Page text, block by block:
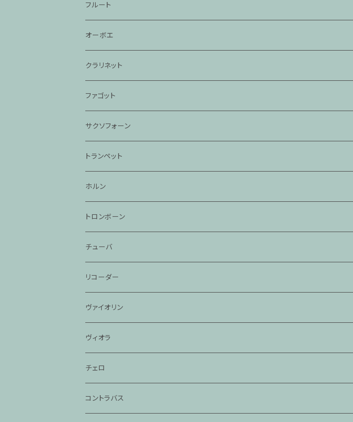
フルート
オーボエ
クラリネット
ファゴット
サクソフォーン
トランペット
ホルン
トロンボーン
チューバ
リコーダー
ヴァイオリン
ヴィオラ
チェロ
コントラバス